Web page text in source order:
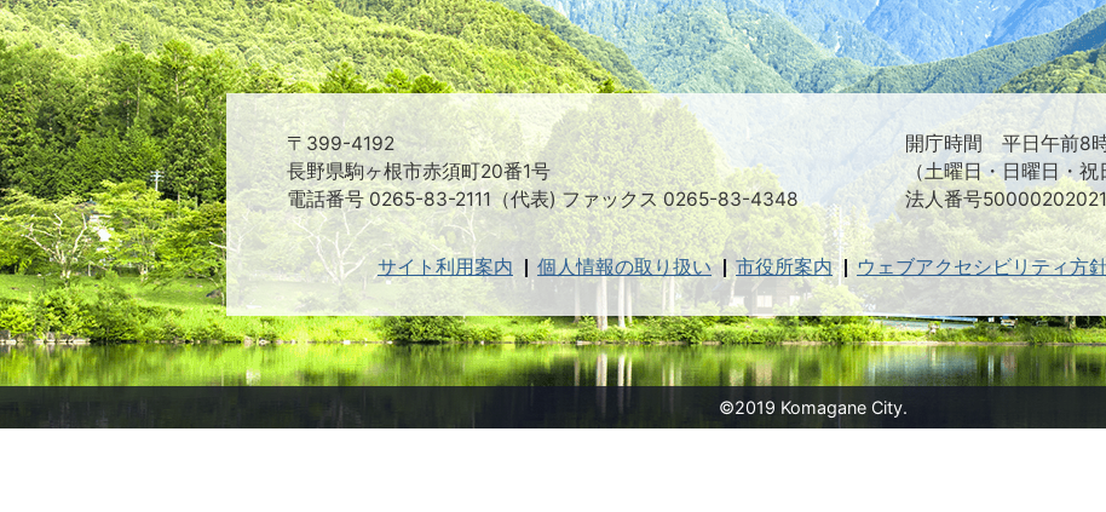
る
ま
ち
駒
ヶ
根
市
〒399-4192
長野県駒ヶ根市赤須町20番1号
電話番号 0265-83-2111（代表) ファックス 0265-83-4348
開庁時間 平日午前8
（土曜日・日曜日・
法人番号
サイト利用案内 個人情報の取り扱い 市役所案内 ウェブアクセシビリティ方
©2019 Komagane City.